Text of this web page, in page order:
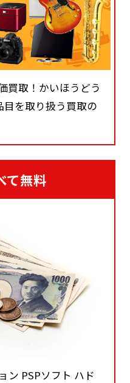
買取！かいほうどう
目を取り扱う買取の
て無料
ン PSPソフト ハド